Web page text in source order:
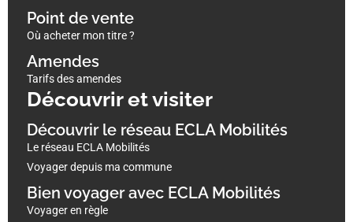
Point de vente
Où acheter mon titre ?
Amendes
Tarifs des amendes
Découvrir et visiter
Découvrir le réseau ECLA Mobilités
Le réseau ECLA Mobilités
Voyager depuis ma commune
Bien voyager avec ECLA Mobilités
Voyager en règle